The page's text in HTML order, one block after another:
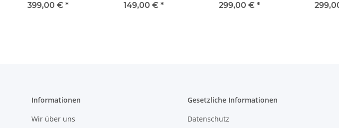
399,00 € *
149,00 € *
299,00 € *
Informationen
Wir über uns
Gesetzliche Informationen
Datenschutz